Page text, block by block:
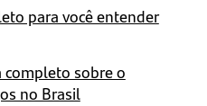
para você entender
completo sobre o
no Brasil